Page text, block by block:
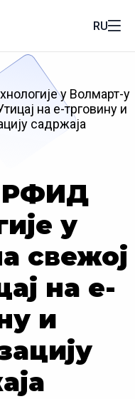
RU
у Волмарт-у
на е-трговину и
садржаја
РФИД
у
свежој
на е-
и